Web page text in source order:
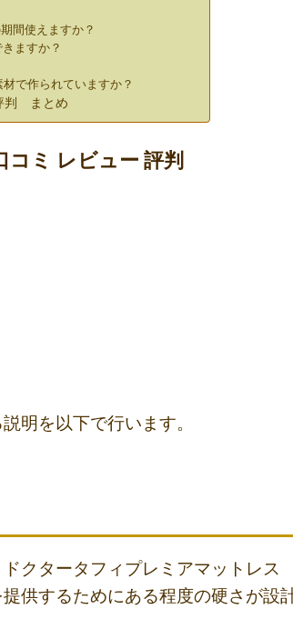
間使えますか？
ますか？
で作られていますか？
判 まとめ
ミ レビュー 評判
明を以下で行います。
クタータフィプレミアマットレス
供するためにある程度の硬さが設